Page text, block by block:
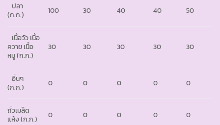
ปลา
(ก.ก.)
100 30 40 40 50
เนื้อวัว เนื้อ
ควาย เนื้อ
หมู (ก.ก.)
30 30 30 30 30
อื่นๆ
(ก.ก.)
0 0 0 0 0
ถั่วเมล็ด
แห้ง (ก.ก.)
0 0 0 0 0